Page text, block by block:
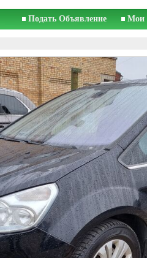
Подать Объявление Мои